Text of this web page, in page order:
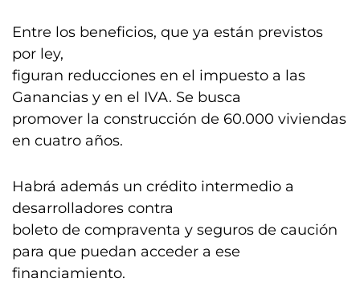
Entre los beneficios, que ya están previstos
por ley,
figuran reducciones en el impuesto a las
Ganancias y en el IVA. Se busca
promover la construcción de 60.000 viviendas
en cuatro años.
Habrá además un crédito intermedio a
desarrolladores contra
boleto de compraventa y seguros de caución
para que puedan acceder a ese
financiamiento.